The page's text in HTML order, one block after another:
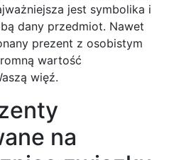
jest symbolika i
dany przedmiot. Nawet
prezent z osobistym
wartość
więź.
na